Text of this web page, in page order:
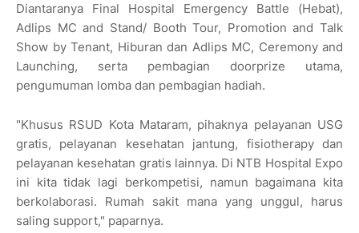
Diantaranya Final Hospital Emergency Battle (Hebat),
Adlips MC and Stand/ Booth Tour, Promotion and Talk
Show by Tenant, Hiburan dan Adlips MC, Ceremony and
Launching, serta pembagian doorprize utama,
pengumuman lomba dan pembagian hadiah.
"Khusus RSUD Kota Mataram, pihaknya pelayanan USG
gratis, pelayanan kesehatan jantung, fisiotherapy dan
pelayanan kesehatan gratis lainnya. Di NTB Hospital Expo
ini kita tidak lagi berkompetisi, namun bagaimana kita
berkolaborasi. Rumah sakit mana yang unggul, harus
saling support," paparnya.